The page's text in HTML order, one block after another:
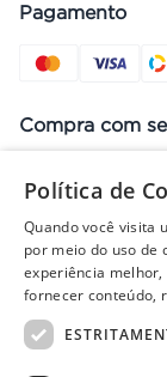
Pagamento
Compra com
Preços,
para compras no
carrinho no
Política de
Quando você visita
por meio do uso de
experiência
fornecer conteúdo,